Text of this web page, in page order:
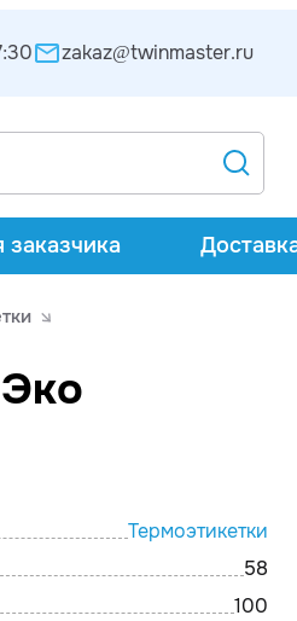
zakaz@twinmaster.ru
заказчика
Термоэтикетки
58
100